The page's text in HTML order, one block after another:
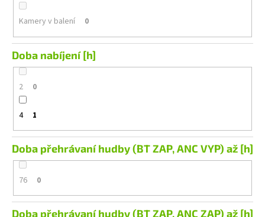
Kamery v balení 0
Doba nabíjení [h]
2 0
4 1
Doba přehrávaní hudby (BT ZAP, ANC VYP) až [h]
76 0
Doba přehrávaní hudby (BT ZAP, ANC ZAP) až [h]